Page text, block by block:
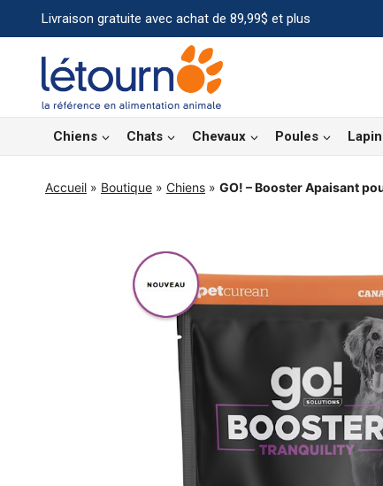
au
contenu
Livraison gratuite avec achat de 89,99$ et plus
Chiens Chats Chevaux Poules
Accueil » Boutique » Chiens » GO! – Booster Apaisant